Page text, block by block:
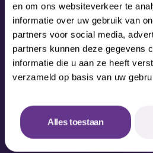
en om ons websiteverkeer te
informatie over uw gebruik van
partners voor social media,
partners kunnen deze gegevens
informatie die u aan ze heeft
verzameld op basis van uw
Alles toestaan
Contact
Ons Team
DisclaimerPrivacy Statement